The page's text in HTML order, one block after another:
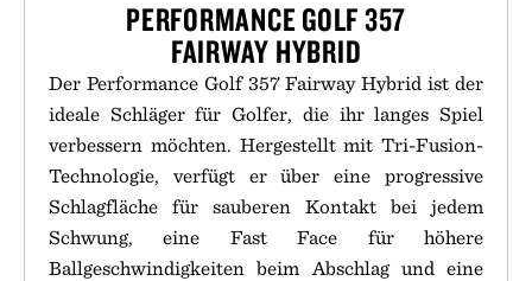
PERFORMANCE GOLF 357
FAIRWAY HYBRID
Der Performance Golf 357 Fairway Hybrid ist der
ideale Schläger für Golfer, die ihr langes Spiel
verbessern möchten. Hergestellt mit Tri-Fusion-
Technologie, verfügt er über eine progressive
Schlagfläche für sauberen Kontakt bei jedem
Schwung, eine Fast Face für höhere
Ballgeschwindigkeiten beim Abschlag und eine